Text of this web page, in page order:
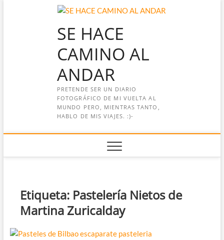
SE HACE
CAMINO AL
ANDAR
PRETENDE SER UN DIARIO
FOTOGRÁFICO DE MI VUELTA AL
MUNDO PERO, MIENTRAS TANTO,
HABLO DE MIS VIAJES. :)-
Etiqueta: Pastelería Nietos de
Martina Zuricalday